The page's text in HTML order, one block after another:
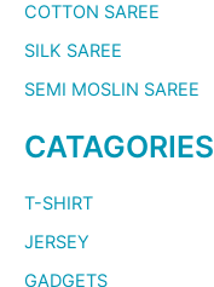
COTTON SAREE
SILK SAREE
SEMI MOSLIN SAREE
CATAGORIES
T-SHIRT
JERSEY
GADGETS